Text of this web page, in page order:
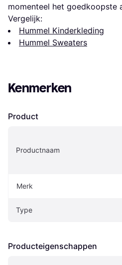
momenteel het goedkoopste
Vergelijk:
Hummel Kinderkleding
Hummel Sweaters
Kenmerken
Product
Productnaam
Merk
Type
Producteigenschappen